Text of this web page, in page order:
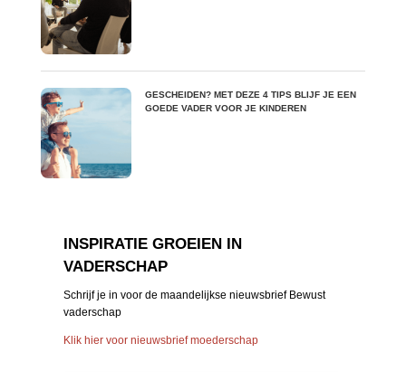
GESCHEIDEN? MET DEZE 4 TIPS BLIJF JE EEN
GOEDE VADER VOOR JE KINDEREN
INSPIRATIE GROEIEN IN
VADERSCHAP
Schrijf je in voor de maandelijkse nieuwsbrief Bewust
vaderschap
Klik hier voor nieuwsbrief moederschap